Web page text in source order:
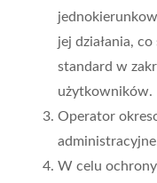
jej działania,
standard w
użytkowników.
Operator
W celu